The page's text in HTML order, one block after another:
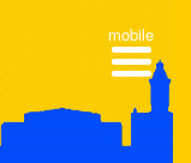
mobile